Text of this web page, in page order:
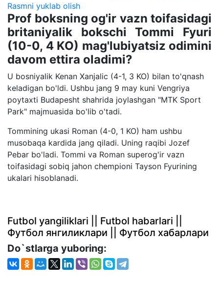
Rasmni yuklab olish
Prof boksning og'ir vazn toifasidagi
britaniyalik bokschi Tommi Fyuri
(10-0, 4 KO) mag'lubiyatsiz odimini
davom ettira oladimi?
U bosniyalik Kenan Xanjalic (4-1, 3 KO) bilan to'qnash
keladigan bo'ldi. Ushbu jang 9 may kuni Vengriya
poytaxti Budapesht shahrida joylashgan "MTK Sport
Park" majmuasida bo'lib o'tadi.
Tommining ukasi Roman (4-0, 1 KO) ham ushbu
musobaqa kardida jang qiladi. Uning raqibi Jozef
Pebar bo'ladi. Tommi va Roman superog'ir vazn
toifasidagi sobiq jahon chempioni Tayson Fyurining
ukalari hisoblanadi.
Futbol yangiliklari || Futbol habarlari ||
Футбол янгиликлари || Футбол хабарлари
Do`stlarga yuboring: